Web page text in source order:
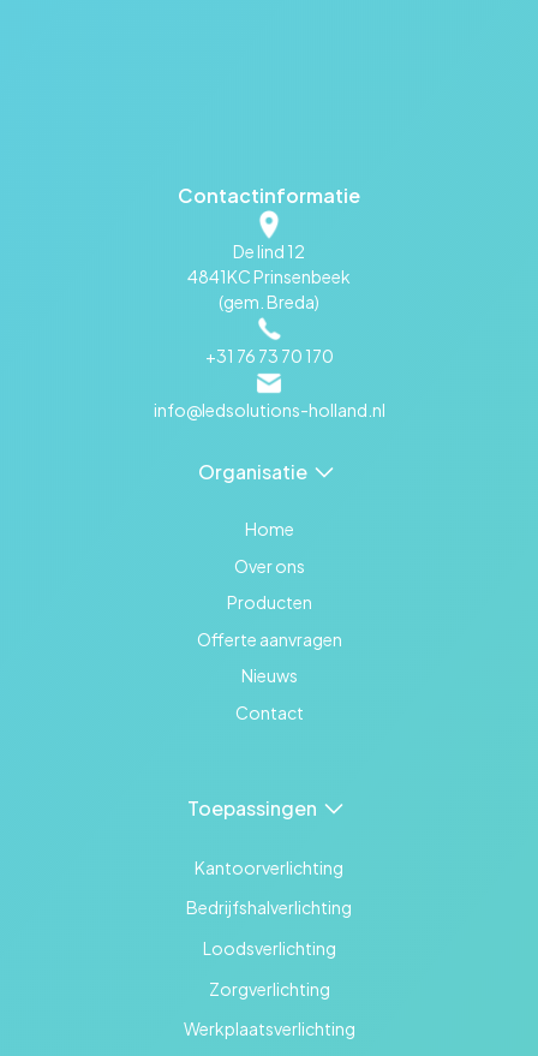
Contactinformatie
De lind 12
4841KC Prinsenbeek
(gem. Breda)
+31 76 73 70 170
info@ledsolutions-holland.nl
Organisatie
Home
Over ons
Producten
Offerte aanvragen
Nieuws
Contact
Toepassingen
Kantoorverlichting
Bedrijfshalverlichting
Loodsverlichting
Zorgverlichting
Werkplaatsverlichting